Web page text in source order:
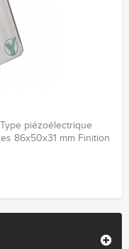
piézoélectrique
86x50x31 mm Finition